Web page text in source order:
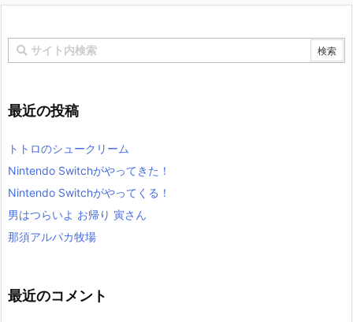
最近の投稿
トトロのシュークリーム
Nintendo Switchがやってきた！
Nintendo Switchがやってくる！
男はつらいよ お帰り 寅さん
那須アルパカ牧場
最近のコメント